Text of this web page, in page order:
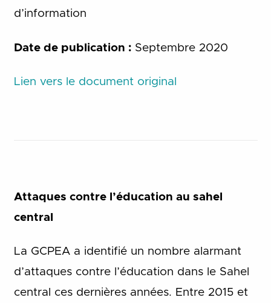
d’information
Date de publication : Septembre 2020
Lien vers le document original
Attaques contre l’éducation au sahel
central
La GCPEA a identifié un nombre alarmant
d’attaques contre l’éducation dans le Sahel
central ces dernières années. Entre 2015 et